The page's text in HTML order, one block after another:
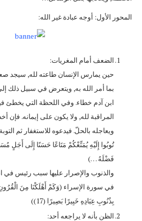
المحور الأول: أوجه عبادة غير الله:
الضعف أمام المغريات:
حين يمارس الإنسان طاعته لله, سيجد
بما أمر الله به, ويتعرض في سبيل ذلك
ابن آدم خطاء. وفي اللحظة التي يخطئ
المراقبة لله, ولا يكون على إيمانه. فإن
ويعاجله بالحلّ. فيدعوه للاستغفار ثم
تُوبُوا إِلَيْهِ يُمَتِّعْكُمْ مَتَاعًا حَسَنًا إِلَى
فَضْلَهُ …)
والذنوب والإصرار عليها سبب رئيس في
في سورة الإسراء (وَكَمْ أَهْلَكْنَا مِنَ
بِذُنُوبِ عِبَادِهِ خَبِيرًا بَصِيرًا (17))
الظن بأنه لا يراجعه أحد: